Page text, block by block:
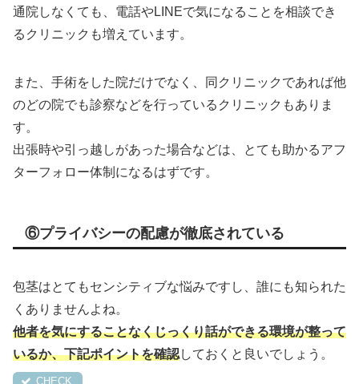
通院しなくても、電話やLINEで気になることを相談でき
るクリニックも増えています。
また、手術をした院だけでなく、同クリニックであれば他
のどの院でも診察などを行っているクリニックもありま
す。
出張時や引っ越しがあった場合などは、とても助かるアフ
ターフォロー体制になるはずです。
⑥プライバシーの配慮が徹底されている
包茎はとてもセンシティブな悩みですし、誰にも知られた
くありませんよね。
他者を気にすることなくじっくり話ができる環境が整って
いるか、下記ポイントを確認しておくと良いでしょう。